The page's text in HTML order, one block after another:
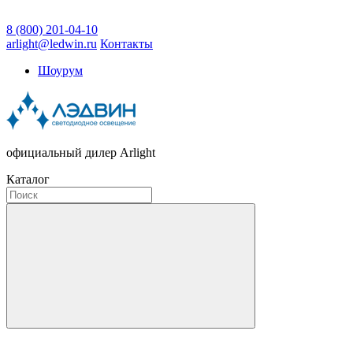
8 (800) 201-04-10
arlight@ledwin.ru Контакты
Шоурум
официальный дилер Arlight
Каталог